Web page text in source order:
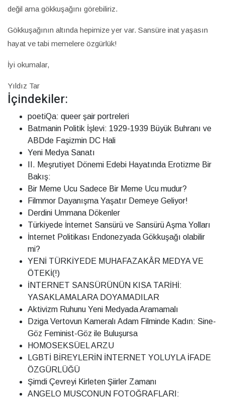
değil ama gökkuşağını görebiliriz.
Gökkuşağının altında hepimize yer var. Sansüre inat yaşasın
hayat ve tabi memelere özgürlük!
İyi okumalar,
Yıldız Tar
İçindekiler:
poetiQa: queer şair portreleri
Batmanin Politik İşlevi: 1929-1939 Büyük Buhranı ve
ABDde Faşizmin DC Hali
Yeni Medya Sanatı
II. Meşrutiyet Dönemi Edebi Hayatında Erotizme Bir
Bakış:
Bir Meme Ucu Sadece Bir Meme Ucu mudur?
Filmmor Dayanışma Yaşatır Demeye Geliyor!
Derdini Ummana Dökenler
Türkiyede İnternet Sansürü ve Sansürü Aşma Yolları
İnternet Politikası Endonezyada Gökkuşağı olabilir
mi?
YENİ TÜRKİYEDE MUHAFAZAKÂR MEDYA VE
ÖTEKİ(!)
İNTERNET SANSÜRÜNÜN KISA TARİHİ:
YASAKLAMALARA DOYAMADILAR
Aktivizm Ruhunu Yeni Medyada Aramamalı
Dziga Vertovun Kameralı Adam Filminde Kadın: Sine-
Göz Feminist-Göz ile Buluşursa
HOMOSEKSÜEL ARZU
LGBTİ BİREYLERİN İNTERNET YOLUYLA İFADE
ÖZGÜRLÜĞÜ
Şimdi Çevreyi Kirleten Şiirler Zamanı
ANGELO MUSCONUN FOTOĞRAFLARI: